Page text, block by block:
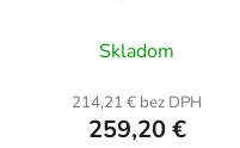
kovov, sada s dvojitým
plynovým horákom
Skladom
214,21 € bez DPH
259,20 €